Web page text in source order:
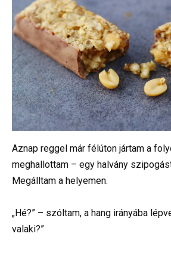
Aznap reggel már félúton jártam a
meghallottam – egy halvány
Megálltam a helyemen.
„Hé?” – szóltam, a hang irányába
valaki?”